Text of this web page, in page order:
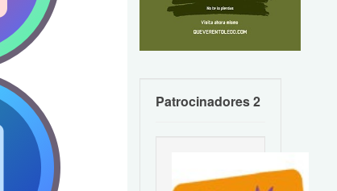
Patrocinadores 2